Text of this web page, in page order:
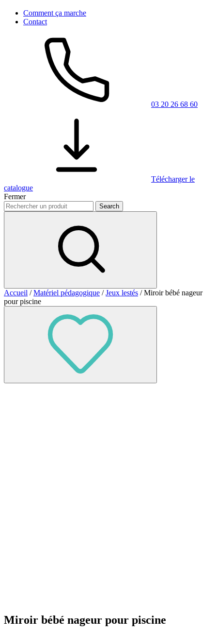
Comment ça marche
Contact
03 20 26 68 60
Télécharger le
catalogue
Fermer
Accueil /Matériel pédagogique /Jeux lestés / Miroir bébé nageur
pour piscine
Miroir bébé nageur pour piscine